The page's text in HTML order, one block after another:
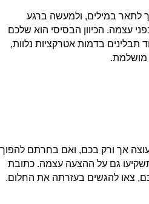
לתאר במילים, ולמעשה ברגע
עצמה. הכיוון הבסיסי הוא שלכם
תבלינים בדמות אטרקציות נלוות,
מושלמת.
אך ורק בכם, ואם בחרתם להפוך
גם על ההצעה עצמה. כתובת
צאו להגשים בעזרתה את החלום.